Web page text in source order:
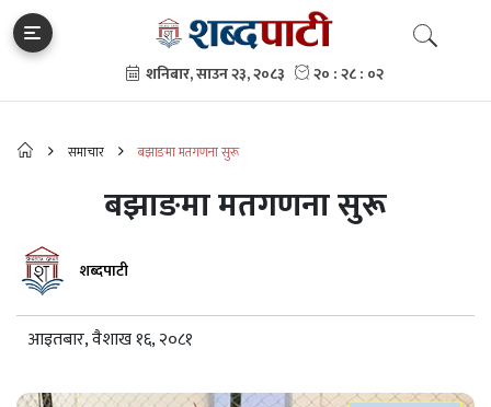
समाचार बझाङमा मतगणना सुरू
बझाङमा मतगणना सुरू
शब्दपाटी
आइतबार, वैशाख १६, २०८१